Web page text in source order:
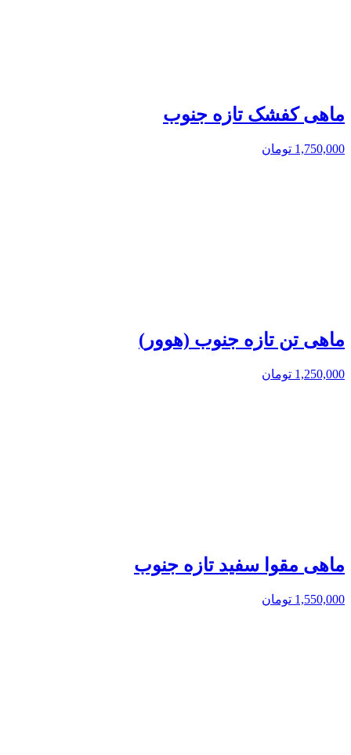
ماهی کفشک تازه جنوب
1,750,000 تومان
ماهی تن تازه جنوب (هوور)
1,250,000 تومان
ماهی مقوا سفید تازه جنوب
1,550,000 تومان